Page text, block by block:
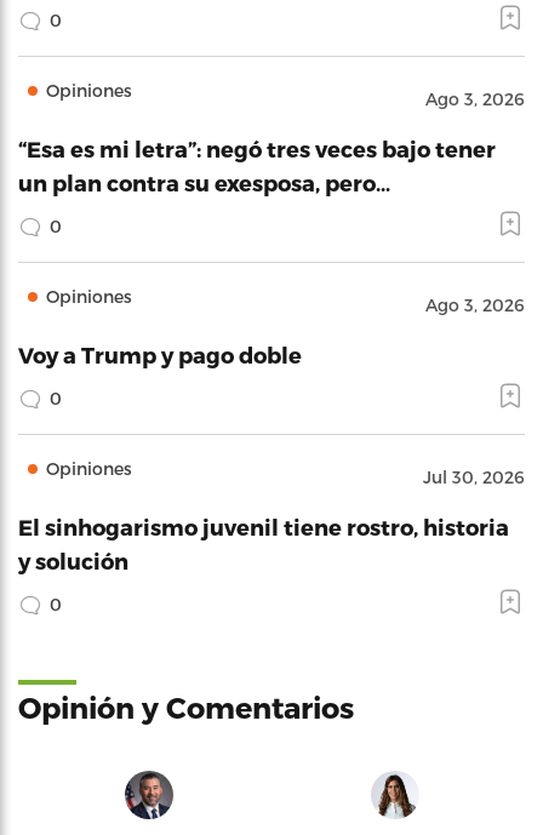
0
Opiniones Ago 3, 2026
“Esa es mi letra”: negó tres veces bajo tener
un plan contra su exesposa, pero…
0
Opiniones Ago 3, 2026
Voy a Trump y pago doble
0
Opiniones Jul 30, 2026
El sinhogarismo juvenil tiene rostro, historia
y solución
0
Opinión y Comentarios